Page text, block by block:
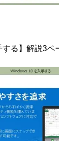
する】解説3ペ